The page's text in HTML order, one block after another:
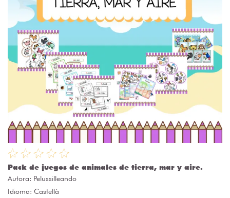
Pack de juegos de animales de tierra, mar y aire.
Autora: Pelussilleando
Idioma: Castellà